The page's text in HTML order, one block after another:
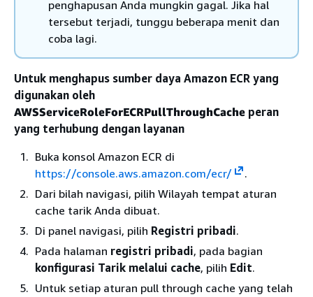
penghapusan Anda mungkin gagal. Jika hal
tersebut terjadi, tunggu beberapa menit dan
coba lagi.
Untuk menghapus sumber daya Amazon ECR yang
digunakan oleh
AWSServiceRoleForECRPullThroughCache peran
yang terhubung dengan layanan
Buka konsol Amazon ECR di
https://console.aws.amazon.com/ecr/
.
Dari bilah navigasi, pilih Wilayah tempat aturan
cache tarik Anda dibuat.
Di panel navigasi, pilih Registri pribadi.
Pada halaman registri pribadi, pada bagian
konfigurasi Tarik melalui cache, pilih Edit.
Untuk setiap aturan pull through cache yang telah